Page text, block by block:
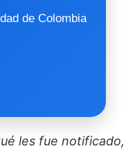
de Colombia
les fue notificado,